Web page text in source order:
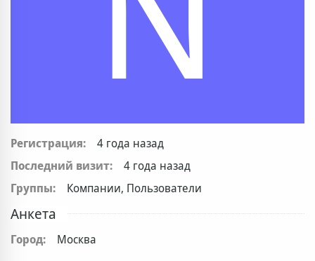
Регистрация:
4 года назад
Последний визит:
4 года назад
Группы:
Компании, Пользователи
Анкета
Город: Москва